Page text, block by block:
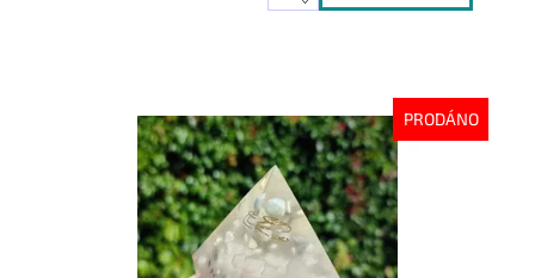
PRODÁNO
Dostupnost:
Vyprodáno
9246